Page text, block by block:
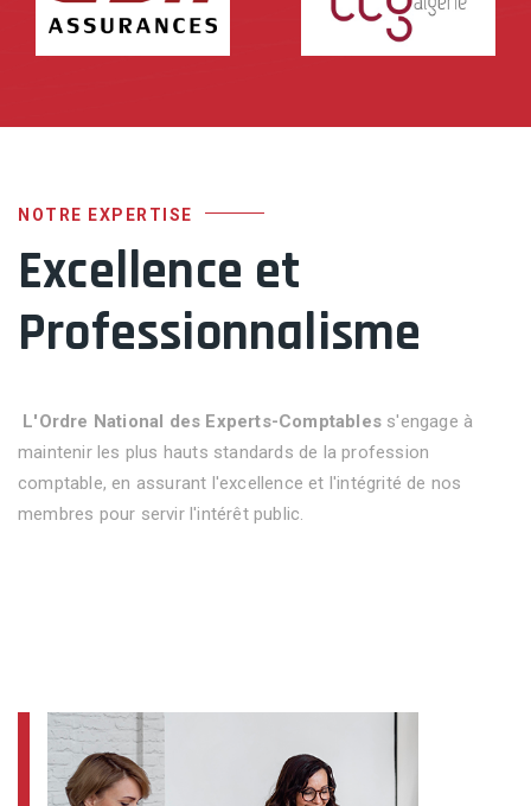
NOTRE EXPERTISE
Excellence et
Professionnalisme
L'Ordre National des Experts-Comptables s'engage à
maintenir les plus hauts standards de la profession
comptable, en assurant l'excellence et l'intégrité de nos
membres pour servir l'intérêt public.